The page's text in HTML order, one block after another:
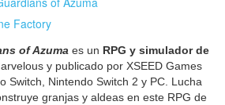
Factory
of Azuma es un RPG y simulador de
y publicado por XSEED Games
Switch, Nintendo Switch 2 y PC. Lucha
granjas y aldeas en este RPG de